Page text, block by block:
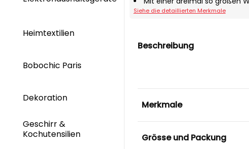
Heimtextilien
Bobochic Paris
Dekoration
Geschirr &
Kochutensilien
Siehe die detaillierten Merkmale
Beschreibung
Merkmale
Grösse und Packung